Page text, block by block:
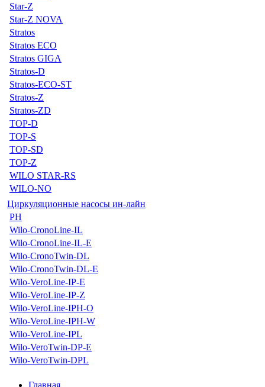
Star-Z
Star-Z NOVA
Stratos
Stratos ECO
Stratos GIGA
Stratos-D
Stratos-ECO-ST
Stratos-Z
Stratos-ZD
TOP-D
TOP-S
TOP-SD
TOP-Z
WILO STAR-RS
WILO-NO
Циркуляционные насосы ин-лайн
PH
Wilo-CronoLine-IL
Wilo-CronoLine-IL-E
Wilo-CronoTwin-DL
Wilo-CronoTwin-DL-E
Wilo-VeroLine-IP-E
Wilo-VeroLine-IP-Z
Wilo-VeroLine-IPH-O
Wilo-VeroLine-IPH-W
Wilo-VeroLine-IPL
Wilo-VeroTwin-DP-E
Wilo-VeroTwin-DPL
Главная